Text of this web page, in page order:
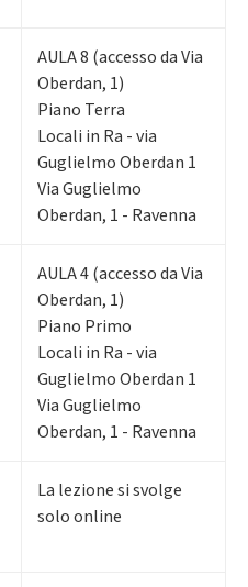
AULA 8 (accesso da Via
Oberdan, 1)
Piano Terra
Locali in Ra - via
Guglielmo Oberdan 1
Via Guglielmo
Oberdan, 1 - Ravenna
AULA 4 (accesso da Via
Oberdan, 1)
Piano Primo
Locali in Ra - via
Guglielmo Oberdan 1
Via Guglielmo
Oberdan, 1 - Ravenna
La lezione si svolge
solo online